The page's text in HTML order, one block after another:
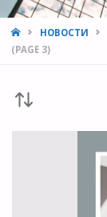
HOMEНОВОСТИ
(PAGE 3)